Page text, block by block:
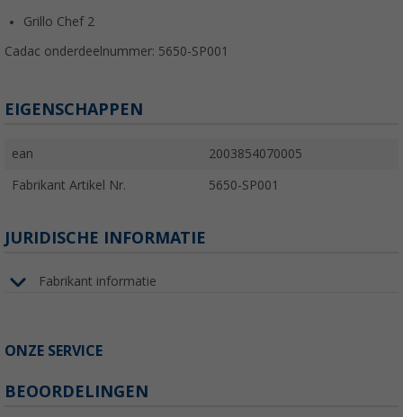
Grillo Chef 2
Cadac onderdeelnummer: 5650-SP001
EIGENSCHAPPEN
ean 2003854070005
Fabrikant Artikel Nr. 5650-SP001
JURIDISCHE INFORMATIE
Fabrikant informatie
ONZE SERVICE
BEOORDELINGEN